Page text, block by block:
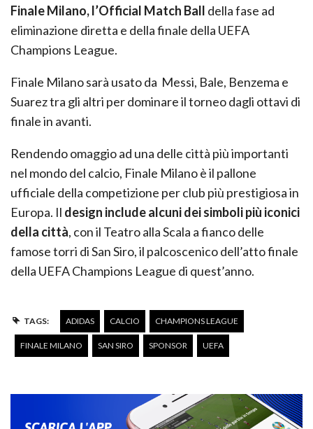
Finale Milano, l’Official Match Ball della fase ad
eliminazione diretta e della finale della UEFA
Champions League.
Finale Milano sarà usato da Messi, Bale, Benzema e
Suarez tra gli altri per dominare il torneo dagli ottavi di
finale in avanti.
Rendendo omaggio ad una delle città più importanti
nel mondo del calcio, Finale Milano è il pallone
ufficiale della competizione per club più prestigiosa in
Europa. Il design include alcuni dei simboli più iconici
della città, con il Teatro alla Scala a fianco delle
famose torri di San Siro, il palcoscenico dell’atto finale
della UEFA Champions League di quest’anno.
TAGS: ADIDAS CALCIO CHAMPIONS LEAGUE
FINALE MILANO SAN SIRO SPONSOR UEFA